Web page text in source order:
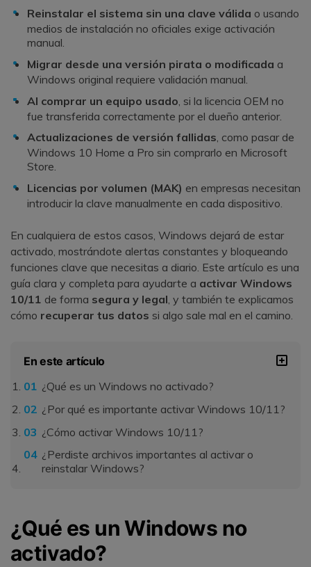
Reinstalar el sistema sin una clave válida o usando
medios de instalación no oficiales exige activación
manual.
Migrar desde una versión pirata o modificada a
Windows original requiere validación manual.
Al comprar un equipo usado , si la licencia OEM no
fue transferida correctamente por el dueño anterior.
Actualizaciones de versión fallidas, como pasar de
Windows 10 Home a Pro sin comprarlo en Microsoft
Store.
Licencias por volumen (MAK) en empresas necesitan
introducir la clave manualmente en cada dispositivo.
En cualquiera de estos casos, Windows dejará de estar
activado, mostrándote alertas constantes y bloqueando
funciones clave que necesitas a diario. Este artículo es una
guía clara y completa para ayudarte a activar Windows
10/11 de forma segura y legal, y también te explicamos
cómo recuperar tus datos si algo sale mal en el camino.
En este artículo
¿Qué es un Windows no activado?
¿Por qué es importante activar Windows 10/11?
¿Cómo activar Windows 10/11?
¿Perdiste archivos importantes al activar o
reinstalar Windows?
¿Qué es un Windows no
activado?